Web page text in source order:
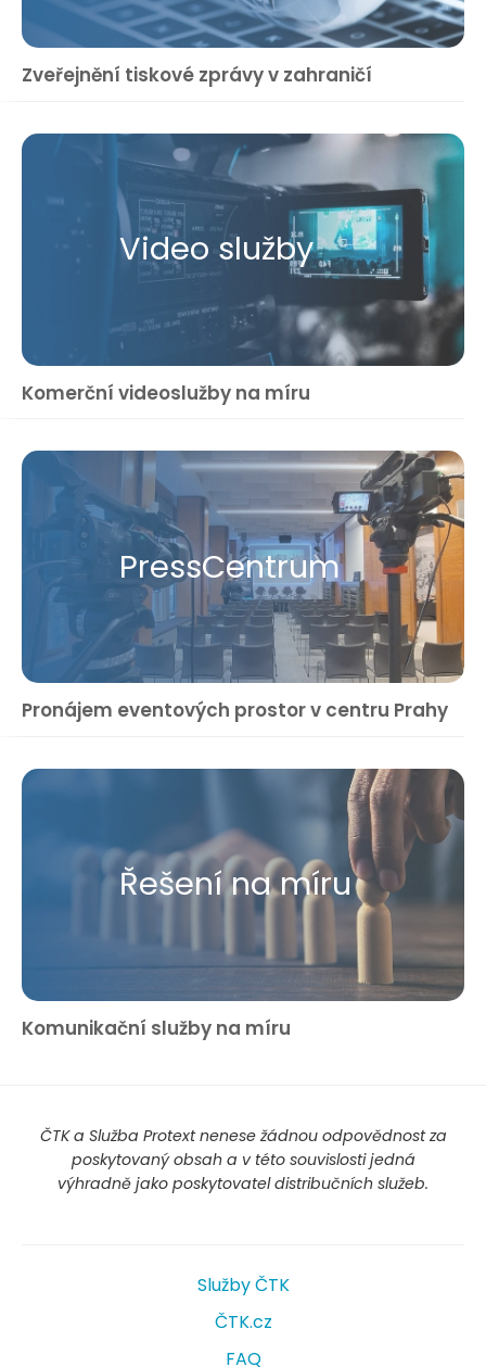
Zveřejnění tiskové zprávy v zahraničí
Video služby
Komerční videoslužby na míru
Press​Centrum
Pronájem eventových prostor v centru Prahy
Řešení na míru
Komunikační služby na míru
ČTK a Služba Protext nenese žádnou odpovědnost za
poskytovaný obsah a v této souvislosti jedná
výhradně jako poskytovatel distribučních služeb.
Služby ČTK
ČTK.cz
FAQ